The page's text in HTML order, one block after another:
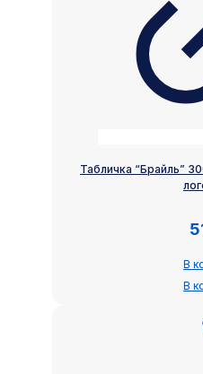
Табличка “Брайль”
В
В